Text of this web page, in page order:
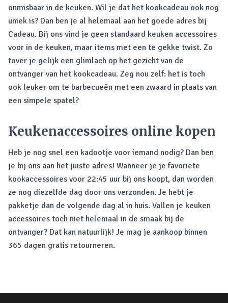
onmisbaar in de keuken. Wil je dat het kookcadeau ook nog
uniek is? Dan ben je al helemaal aan het goede adres bij
Cadeau. Bij ons vind je geen standaard keuken accessoires
voor in de keuken, maar items met een te gekke twist. Zo
tover je gelijk een glimlach op het gezicht van de
ontvanger van het kookcadeau. Zeg nou zelf: het is toch
ook leuker om te barbecueën met een zwaard in plaats van
een simpele spatel?
Keukenaccessoires online kopen
Heb je nog snel een kadootje voor iemand nodig? Dan ben
je bij ons aan het juiste adres! Wanneer je je favoriete
kookaccessoires voor 22:45 uur bij ons koopt, dan worden
ze nog diezelfde dag door ons verzonden. Je hebt je
pakketje dan de volgende dag al in huis. Vallen je keuken
accessoires toch niet helemaal in de smaak bij de
ontvanger? Dat kan natuurlijk! Je mag je aankoop binnen
365 dagen gratis retourneren.